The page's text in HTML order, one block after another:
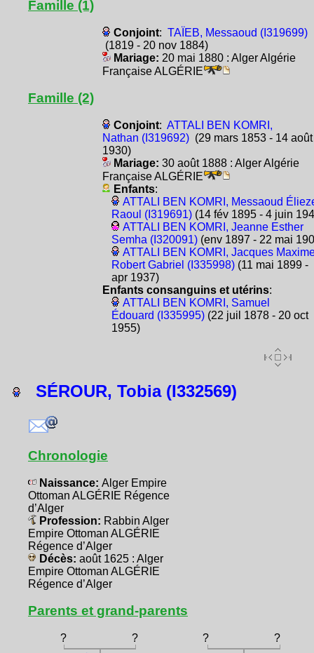
Famille (1)
Conjoint: TAÏEB, Messaoud (I319699)
(1819 - 20 nov 1884)
Mariage: 20 mai 1880 : Alger Algérie
Française ALGÉRIE
Famille (2)
Conjoint: ATTALI BEN KOMRI,
Nathan (I319692)(29 mars 1853 - 14 août
1930)
Mariage: 30 août 1888 : Alger Algérie
Française ALGÉRIE
Enfants:
ATTALI BEN KOMRI, Messaoud
Raoul (I319691)(14 fév 1895 - 4 juin
ATTALI BEN KOMRI, Jeanne Esther
Semha (I320091)(env 1897 - 22 mai
ATTALI BEN KOMRI, Jacques
Robert Gabriel (I335998)(11 mai 1899 -
apr 1937)
Enfants consanguins et utérins:
ATTALI BEN KOMRI, Samuel
Édouard (I335995)(22 juil 1878 - 20 oct
1955)
SÉROUR, Tobia (I332569)
Chronologie
Naissance: Alger Empire
Ottoman ALGÉRIE Régence
d’Alger
Profession: Rabbin Alger
Empire Ottoman ALGÉRIE
Régence d’Alger
Décès: août 1625 : Alger
Empire Ottoman ALGÉRIE
Régence d’Alger
Parents et grand-parents
? ? ?
?